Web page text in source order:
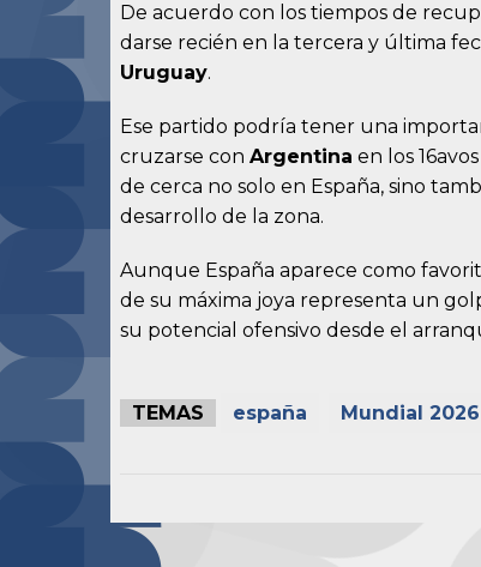
De acuerdo con los tiempos de
darse recién en la tercera y última
Uruguay.
Ese partido podría tener una
cruzarse con Argentina en los
de cerca no solo en España, sino
desarrollo de la zona.
Aunque España aparece como
de su máxima joya representa un
su potencial ofensivo desde el
TEMAS españa Mundial 2026